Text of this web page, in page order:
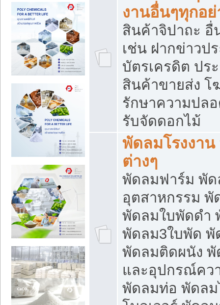
งานอื่นๆทุกอ
สินค้าจิปาถะ อื่
เช่น ฝากข่าวป
บัตรเครดิต ปร
สินค้าขายส่ง
รักษาความปล
รับจัดดอกไม้
พัดลมโรงงา
ต่างๆ
พัดลมฟาร์ม พัด
อุตสาหกรรม
พัดลมใบพัดดำ
พัดลม3ใบพัด พั
พัดลมติดผนัง
และอุปกรณ์คว
พัดลมท่อ พัดลม